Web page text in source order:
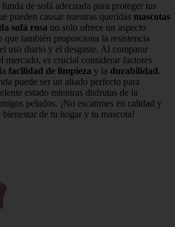
de sofá adecuada para proteger tus
pueden causar nuestras queridas mascotas
sofá rosa no solo ofrece un aspecto
que también proporciona la resistencia
uso diario y el desgaste. Al comparar
mercado, es crucial considerar factores
facilidad de limpieza y la durabilidad .
puede ser un aliado perfecto para
estado mientras disfrutas de la
peludos. ¡No escatimes en calidad y
bienestar de tu hogar y tu mascota!